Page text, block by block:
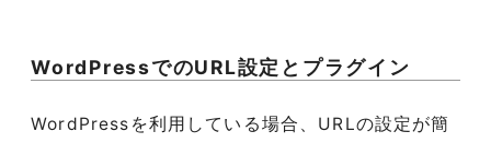
WordPressでのURL設定とプラグイン
WordPressを利用している場合、URLの設定が簡